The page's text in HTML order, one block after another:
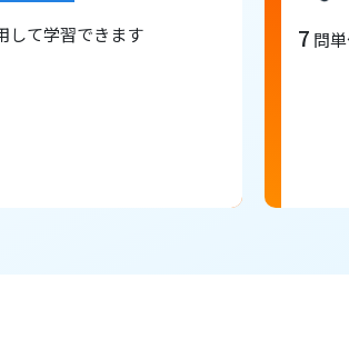
して学習できます
7 問